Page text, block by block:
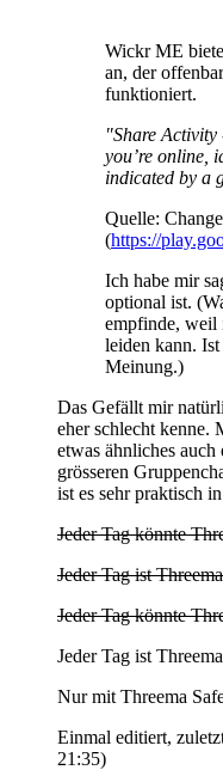
Wickr ME
an, der
funktioniert.
"Share Activity
you’re online,
indicated by a
Quelle:
(https://
Ich habe mir
optional ist.
empfinde, weil
leiden kann.
Meinung.)
Das Gefällt mir
eher schlecht kenne.
etwas ähnliches
grösseren
ist es sehr praktisch
Jeder Tag könnte
Jeder Tag ist
Jeder Tag könnte
Jeder Tag ist
Nur mit Threema
Einmal editiert,
21:35)